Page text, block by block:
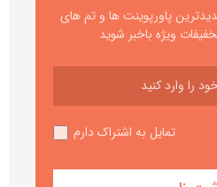
پاورپوینت ها و تم های
ویژه باخبر شوید
تمایل به اشتراک دارم